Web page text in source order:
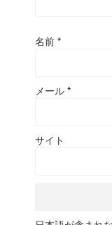
名前 *
メール *
サイト